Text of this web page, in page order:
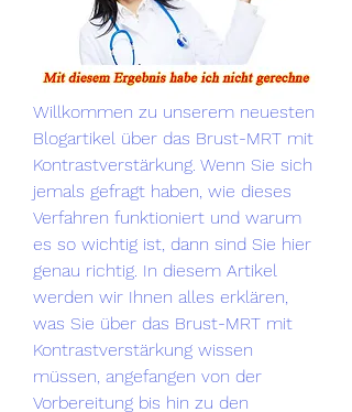
Willkommen zu unserem neuesten
Blogartikel über das Brust-MRT mit
Kontrastverstärkung. Wenn Sie sich
jemals gefragt haben, wie dieses
Verfahren funktioniert und warum
es so wichtig ist, dann sind Sie hier
genau richtig. In diesem Artikel
werden wir Ihnen alles erklären,
was Sie über das Brust-MRT mit
Kontrastverstärkung wissen
müssen, angefangen von der
Vorbereitung bis hin zu den